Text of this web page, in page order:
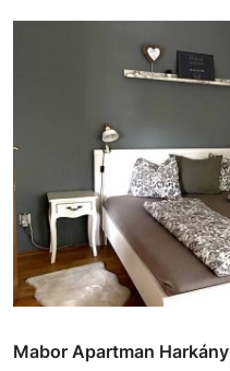
Mabor Apartman Harkány